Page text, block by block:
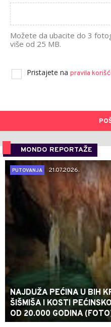
Možete da ubacite do 3
više od 25 MB.
Pristajete na pravila
MONDO REPORTAŽE
PUTOVANJA
21.07.2026.
NAJDUŽA PEĆINA U BIH
ŠIŠMIŠA I KOSTI
OD 20.000 GODINA